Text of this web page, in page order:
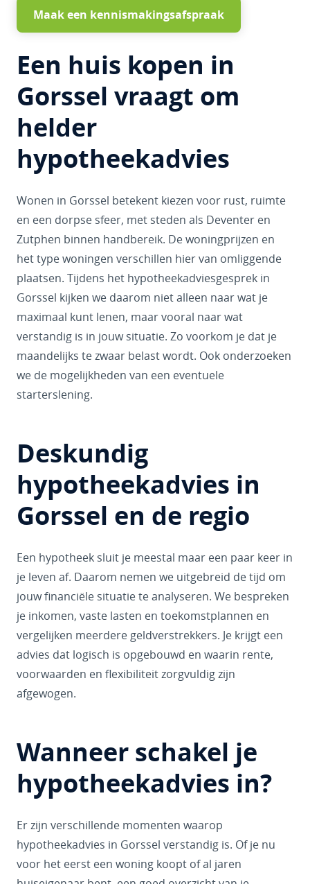
Maak een kennismakingsafspraak
Een huis kopen in
Gorssel vraagt om
helder
hypotheekadvies
Wonen in Gorssel betekent kiezen voor rust, ruimte
en een dorpse sfeer, met steden als Deventer en
Zutphen binnen handbereik. De woningprijzen en
het type woningen verschillen hier van omliggende
plaatsen. Tijdens het hypotheekadviesgesprek in
Gorssel kijken we daarom niet alleen naar wat je
maximaal kunt lenen, maar vooral naar wat
verstandig is in jouw situatie. Zo voorkom je dat je
maandelijks te zwaar belast wordt. Ook onderzoeken
we de mogelijkheden van een eventuele
starterslening.
Deskundig
hypotheekadvies in
Gorssel en de regio
Een hypotheek sluit je meestal maar een paar keer in
je leven af. Daarom nemen we uitgebreid de tijd om
jouw financiële situatie te analyseren. We bespreken
je inkomen, vaste lasten en toekomstplannen en
vergelijken meerdere geldverstrekkers. Je krijgt een
advies dat logisch is opgebouwd en waarin rente,
voorwaarden en flexibiliteit zorgvuldig zijn
afgewogen.
Wanneer schakel je
hypotheekadvies in?
Er zijn verschillende momenten waarop
hypotheekadvies in Gorssel verstandig is. Of je nu
voor het eerst een woning koopt of al jaren